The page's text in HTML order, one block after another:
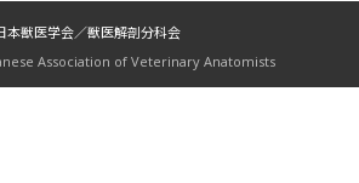
本獣医学会／獣医解剖分科会
Association of Veterinary Anatomists